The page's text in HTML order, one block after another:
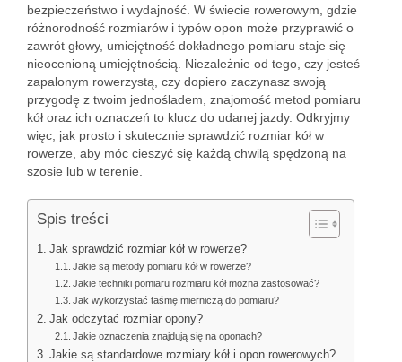
bezpieczeństwo i wydajność. W świecie rowerowym, gdzie
różnorodność rozmiarów i typów opon może przyprawić o
zawrót głowy, umiejętność dokładnego pomiaru staje się
nieocenioną umiejętnością. Niezależnie od tego, czy jesteś
zapalonym rowerzystą, czy dopiero zaczynasz swoją
przygodę z twoim jednośladem, znajomość metod pomiaru
kół oraz ich oznaczeń to klucz do udanej jazdy. Odkryjmy
więc, jak prosto i skutecznie sprawdzić rozmiar kół w
rowerze, aby móc cieszyć się każdą chwilą spędzoną na
szosie lub w terenie.
Spis treści
Jak sprawdzić rozmiar kół w rowerze?
Jakie są metody pomiaru kół w rowerze?
Jakie techniki pomiaru rozmiaru kół można zastosować?
Jak wykorzystać taśmę mierniczą do pomiaru?
Jak odczytać rozmiar opony?
Jakie oznaczenia znajdują się na oponach?
Jakie są standardowe rozmiary kół i opon rowerowych?